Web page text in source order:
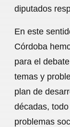
diputados
En este
Córdoba
para el
temas y
plan de
décadas,
problemas